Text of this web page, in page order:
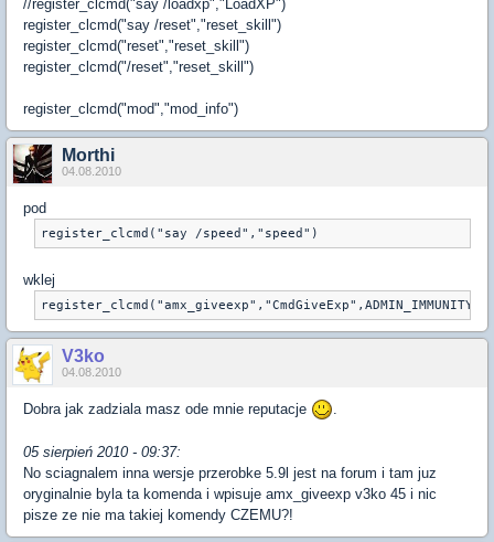
//register_clcmd("say /loadxp","LoadXP")
register_clcmd("say /reset","reset_skill")
register_clcmd("reset","reset_skill")
register_clcmd("/reset","reset_skill")
register_clcmd("mod","mod_info")
Morthi
04.08.2010
pod
wklej
V3ko
04.08.2010
Dobra jak zadziala masz ode mnie reputacje
05 sierpień 2010 - 09:37:
No sciagnalem inna wersje przerobke 5.9l jest na forum i tam juz
oryginalnie byla ta komenda i wpisuje amx_giveexp v3ko 45 i nic
pisze ze nie ma takiej komendy CZEMU?!